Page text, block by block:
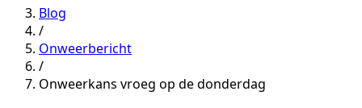
Blog
/
Onweerbericht
/
Onweerkans vroeg op de donderdag